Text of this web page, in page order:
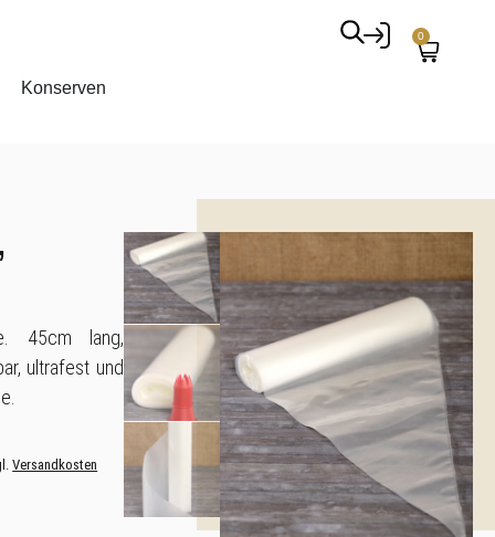
Konserven
0
45cm lang,
ultrafest und
Versandkosten